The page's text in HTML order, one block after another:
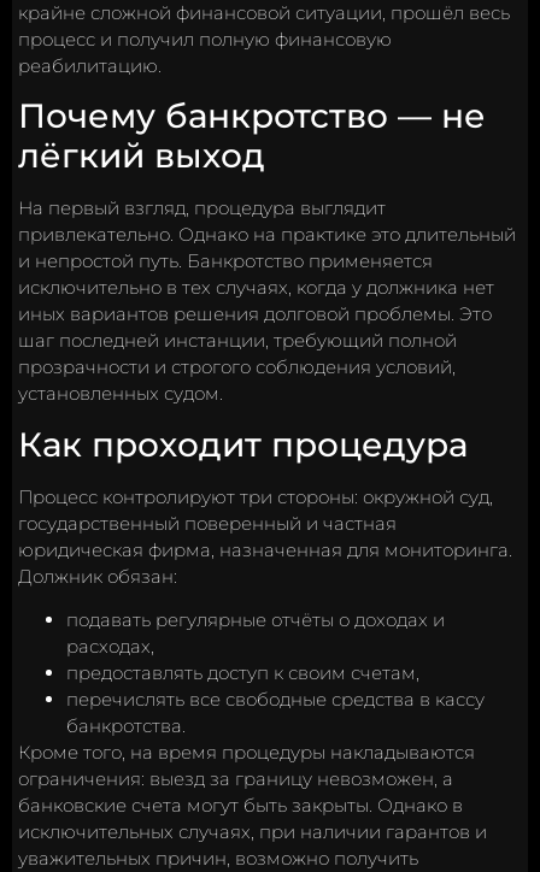
крайне сложной финансовой ситуации, прошёл весь
процесс и получил полную финансовую
реабилитацию.
Почему банкротство — не
лёгкий выход
На первый взгляд, процедура выглядит
привлекательно. Однако на практике это длительный
и непростой путь. Банкротство применяется
исключительно в тех случаях, когда у должника нет
иных вариантов решения долговой проблемы. Это
шаг последней инстанции, требующий полной
прозрачности и строгого соблюдения условий,
установленных судом.
Как проходит процедура
Процесс контролируют три стороны: окружной суд,
государственный поверенный и частная
юридическая фирма, назначенная для мониторинга.
Должник обязан:
подавать регулярные отчёты о доходах и
расходах,
предоставлять доступ к своим счетам,
перечислять все свободные средства в кассу
банкротства.
Кроме того, на время процедуры накладываются
ограничения: выезд за границу невозможен, а
банковские счета могут быть закрыты. Однако в
исключительных случаях, при наличии гарантов и
уважительных причин, возможно получить